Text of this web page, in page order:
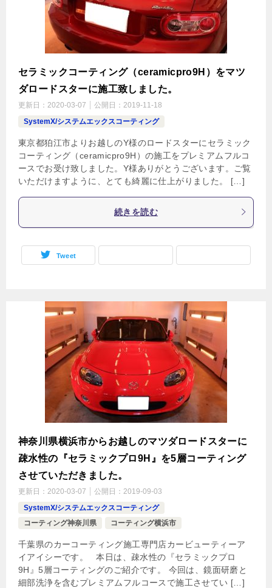
セラミックコーティング（ceramicpro9H）をマツ
ダロードスターに施工致しました。
更新日： 2020-03-07 公開日： 2019-11-18
SystemX/システムエックスコーティング
東京都狛江市よりお越しのY様のロードスターにセラミック
コーティング（ceramicpro9H）の施工をプレミアムフルコ
ースでお受け致しました。Y様ありがとうございます。ご覧
いただけますように、とても綺麗に仕上がりました。 […]
続きを読む
Tweet
神奈川県横浜市からお越しのマツダロードスターに
疎水性の『セラミックプロ9H』を5層コーティング
させていただきました。
更新日： 2020-03-07 公開日： 2019-09-03
SystemX/システムエックスコーティング
コーティング神奈川県
コーティング横浜市
千葉県のカーコーティング施工専門店カービューティーア
イアイシーです。 本日は、疎水性の『セラミックプロ
9H』5層コーティングのご紹介です。 今回は、鏡面研磨と
細部洗浄を含むプレミアムフルコースで施工させてい […]